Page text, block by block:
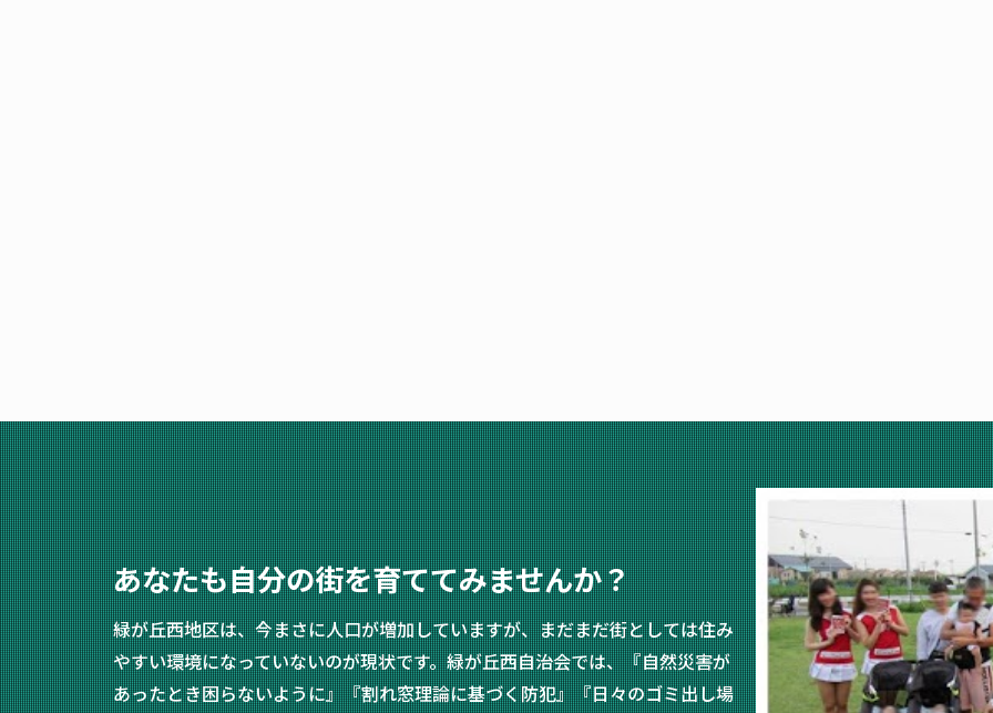
あなたも自分の街を育ててみませんか？
緑が丘西地区は、今まさに人口が増加していますが、まだまだ街としては住み
やすい環境になっていないのが現状です。緑が丘西自治会では、『自然災害が
あったとき困らないように』『割れ窓理論に基づく防犯』『日々のゴミ出し場